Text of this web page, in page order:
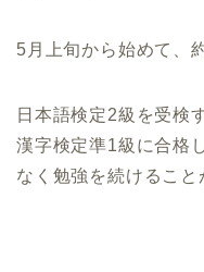
5月上旬から始めて、
日本語検定2級を受検
漢字検定準1級に合格
なく勉強を続けること